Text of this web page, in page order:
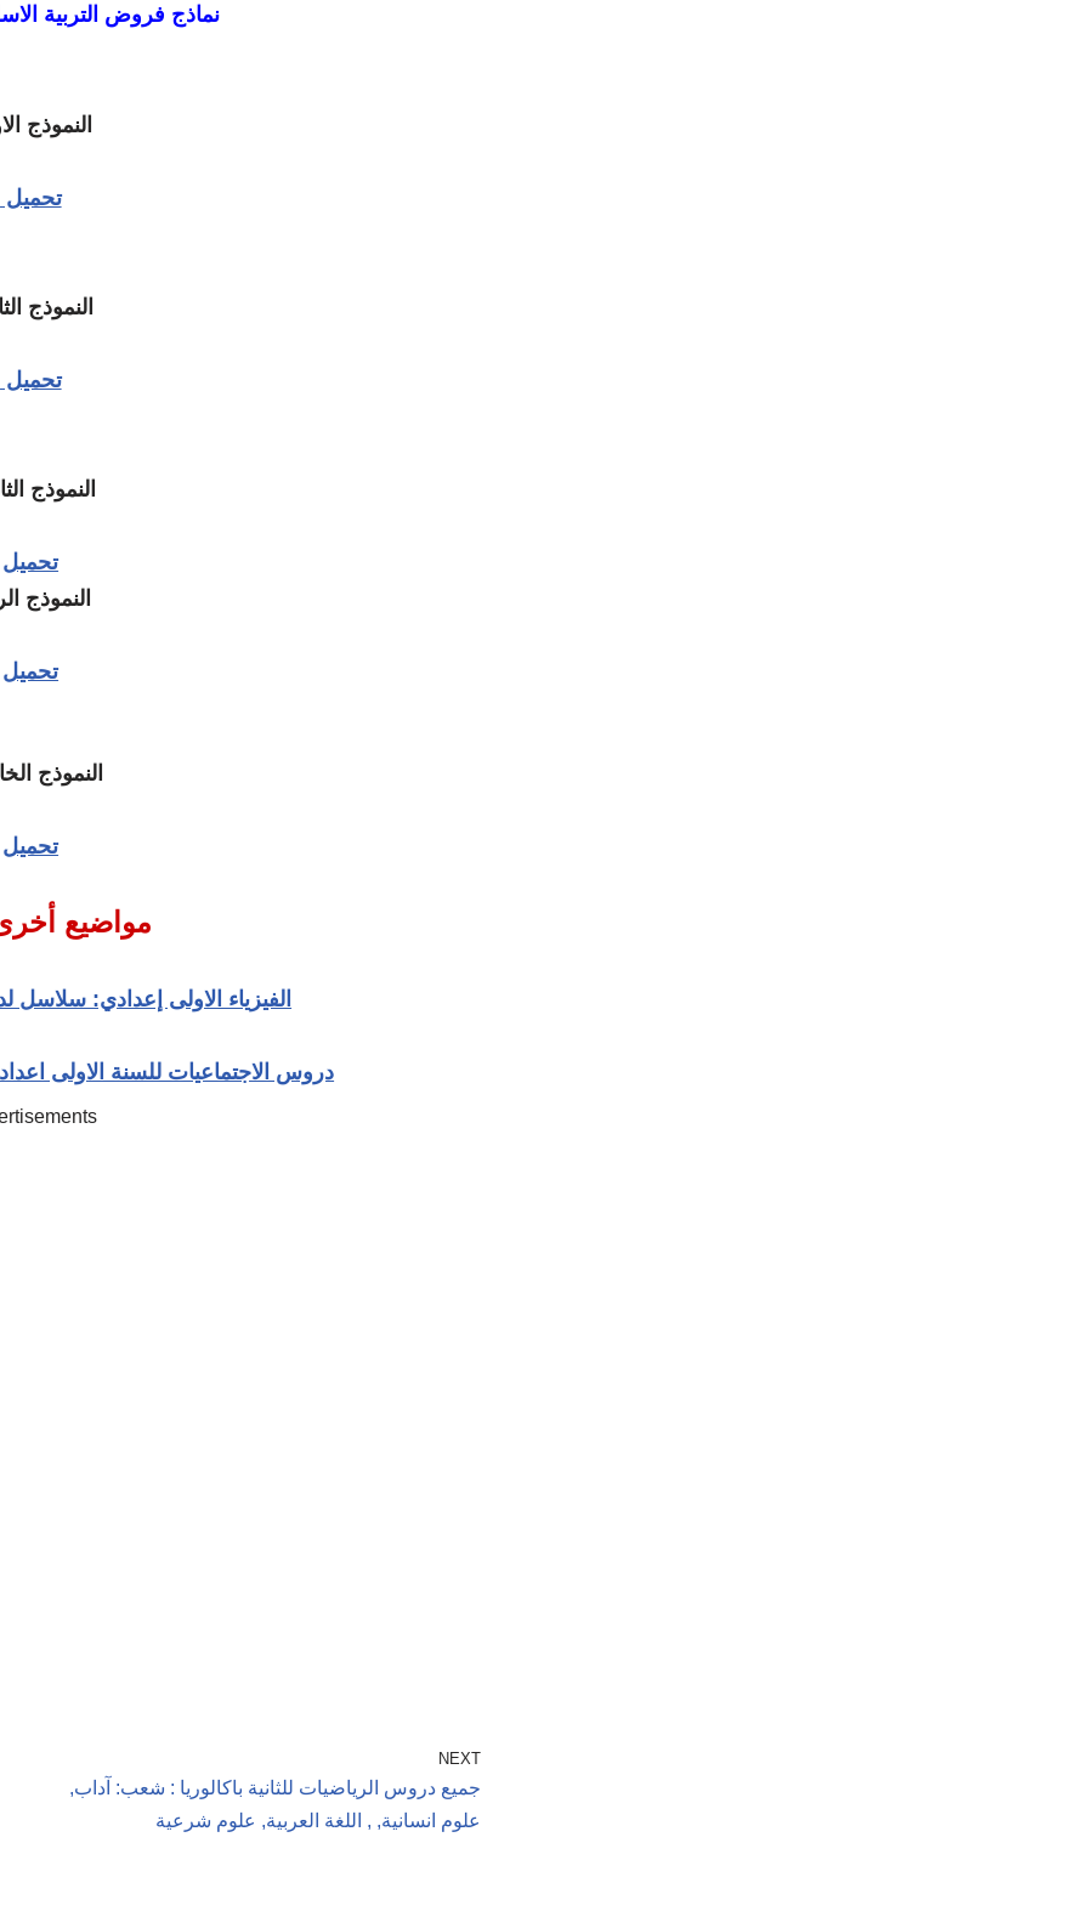
نماذج فروض التربية
النموذج
تحميل
النموذج
تحميل
النموذج
تحميل
النموذج
تحميل
النموذج
تحميل
مواضيع
الفيزياء الاولى إعدادي: سلاسل
دروس الاجتماعيات للسنة الاولى
NEXT
جميع دروس الرياضيات للثانية باكالوريا : شعب: آداب,
علوم انسانية, , اللغة العربية, علوم شرعية